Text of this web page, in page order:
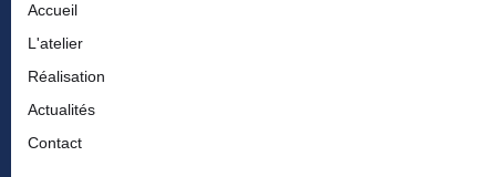
Accueil
L'atelier
Réalisation
Actualités
Contact